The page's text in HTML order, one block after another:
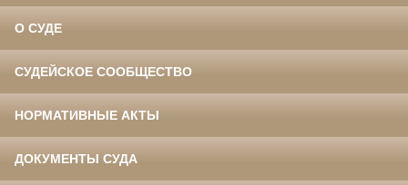
О СУДЕ
СУДЕЙСКОЕ СООБЩЕСТВО
НОРМАТИВНЫЕ АКТЫ
ДОКУМЕНТЫ СУДА